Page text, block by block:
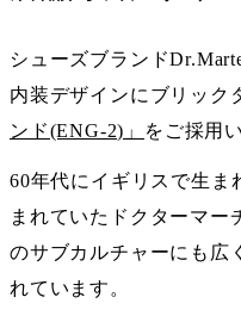
シューズブランド
内装デザインにブリック
ンド(ENG-2)」
をご採用
60年代にイギリスで生ま
まれていたドクターマー
のサブカルチャーにも広
れています。